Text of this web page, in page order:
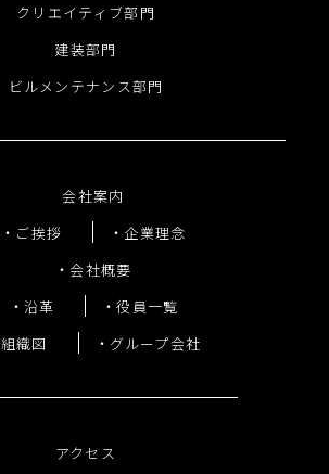
クリエイティブ部門
建装部門
ビルメンテナンス部門
会社案内
ご挨拶
企業理念
会社概要
沿革
役員一覧
組織図
グループ会社
アクセス